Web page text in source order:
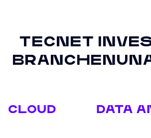
TECNET
DATA